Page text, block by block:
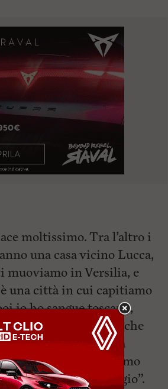
moltissimo. Tra l’altro i
una casa vicino Lucca,
muoviamo in Versilia, e
una città in cui capitiamo
io ho sangue toscano,
Mario Verdone, anche
napoletani, è nato a
è una regione che amo
posso mi ci rifugio”.